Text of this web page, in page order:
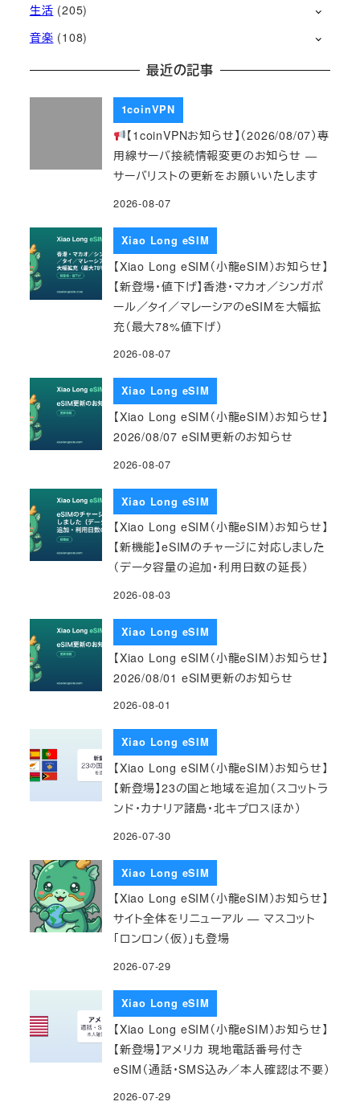
生活 (205)
音楽 (108)
最近の記事
1coinVPN
【1coinVPNお知らせ】（2026/08/07）専
用線サーバ接続情報変更のお知らせ ―
サーバリストの更新をお願いいたします
2026-08-07
Xiao Long eSIM
【Xiao Long eSIM（小龍eSIM）お知らせ】
【新登場・値下げ】香港・マカオ／シンガポ
ール／タイ／マレーシアのeSIMを大幅拡
充（最大78%値下げ）
2026-08-07
Xiao Long eSIM
【Xiao Long eSIM（小龍eSIM）お知らせ】
2026/08/07 eSIM更新のお知らせ
2026-08-07
Xiao Long eSIM
【Xiao Long eSIM（小龍eSIM）お知らせ】
【新機能】eSIMのチャージに対応しました
（データ容量の追加・利用日数の延長）
2026-08-03
Xiao Long eSIM
【Xiao Long eSIM（小龍eSIM）お知らせ】
2026/08/01 eSIM更新のお知らせ
2026-08-01
Xiao Long eSIM
【Xiao Long eSIM（小龍eSIM）お知らせ】
【新登場】23の国と地域を追加（スコットラ
ンド・カナリア諸島・北キプロスほか）
2026-07-30
Xiao Long eSIM
【Xiao Long eSIM（小龍eSIM）お知らせ】
サイト全体をリニューアル — マスコット
「ロンロン（仮）」も登場
2026-07-29
Xiao Long eSIM
【Xiao Long eSIM（小龍eSIM）お知らせ】
【新登場】アメリカ 現地電話番号付き
eSIM（通話・SMS込み／本人確認は不要）
2026-07-29